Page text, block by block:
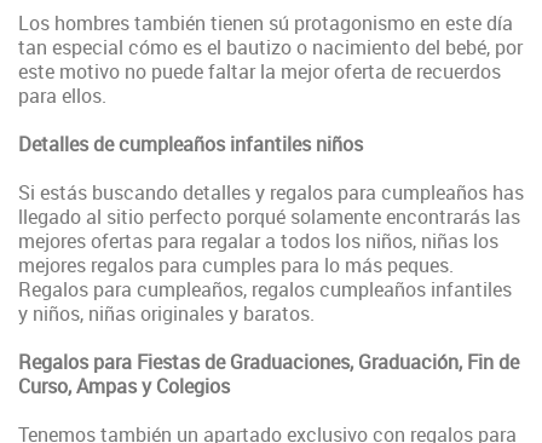
Los hombres también tienen sú protagonismo en este día
tan especial cómo es el bautizo o nacimiento del bebé, por
este motivo no puede faltar la mejor oferta de recuerdos
para ellos.
Detalles de cumpleaños infantiles niños
Si estás buscando detalles y regalos para cumpleaños has
llegado al sitio perfecto porqué solamente encontrarás las
mejores ofertas para regalar a todos los niños, niñas los
mejores regalos para cumples para lo más peques.
Regalos para cumpleaños, regalos cumpleaños infantiles
y niños, niñas originales y baratos.
Regalos para Fiestas de Graduaciones, Graduación, Fin de
Curso, Ampas y Colegios
Tenemos también un apartado exclusivo con regalos para